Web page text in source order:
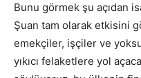
Bunu görmek şu açıdan
Şuan tam olarak etkisini
emekçiler, işçiler ve
yıkıcı felaketlere yol